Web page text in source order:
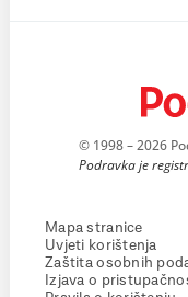
© 1998 – 2026
Podravka je
Mapa stranice
Uvjeti korištenja
Zaštita osobnih
Izjava o